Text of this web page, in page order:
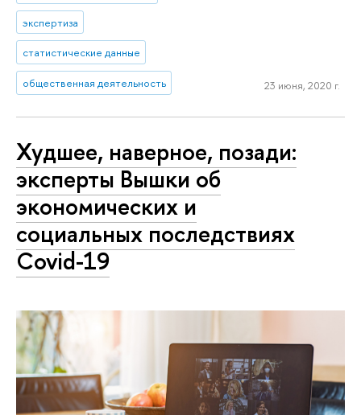
экспертиза
статистические данные
общественная деятельность 23 июня, 2020 г.
Худшее, наверное, позади:
эксперты Вышки об
экономических и
социальных последствиях
Covid-19